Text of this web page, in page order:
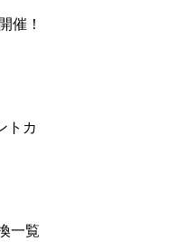
催！
トカ
一覧